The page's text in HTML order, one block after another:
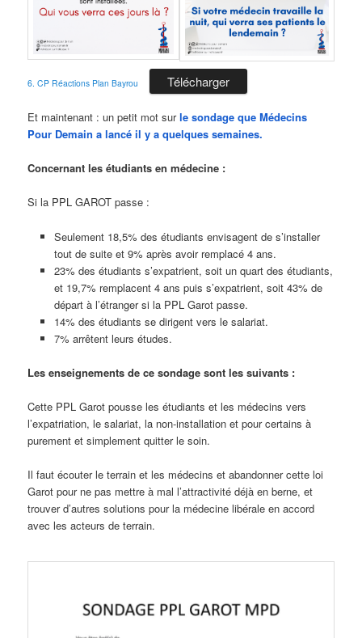
6. CP Réactions Plan Bayrou Télécharger
Et maintenant : un petit mot surle sondage que Médecins
Pour Demain a lancé il y a quelques semaines.
Concernant les étudiants en médecine :
Si la PPL GAROT passe :
Seulement 18,5% des étudiants envisagent de s’installer
tout de suite et 9% après avoir remplacé 4 ans.
23% des étudiants s’expatrient, soit un quart des étudiants,
et 19,7% remplacent 4 ans puis s’expatrient, soit 43% de
départ à l’étranger si la PPL Garot passe.
14% des étudiants se dirigent vers le salariat.
7% arrêtent leurs études.
Les enseignements de ce sondage sont les suivants :
Cette PPL Garot pousse les étudiants et les médecins vers
l’expatriation, le salariat, la non-installation et pour certains à
purement et simplement quitter le soin.
Il faut écouter le terrain et les médecins et abandonner cette loi
Garot pour ne pas mettre à mal l’attractivité déjà en berne, et
trouver d’autres solutions pour la médecine libérale en accord
avec les acteurs de terrain.